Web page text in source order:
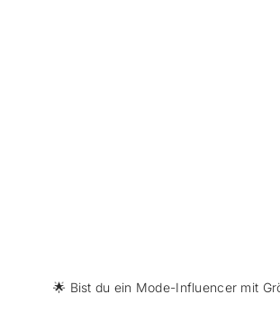
🌟 Bist du ein Mode-Influencer mit